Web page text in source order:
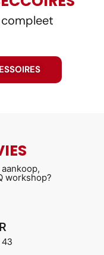
workshop?
43